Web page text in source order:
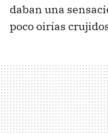
daban una
poco oirías